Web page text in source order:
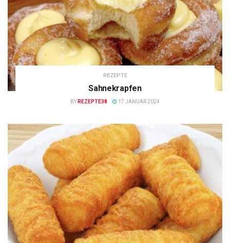
REZEPTE
Sahnekrapfen
BY REZEPTE38 17 JANUAR 2024